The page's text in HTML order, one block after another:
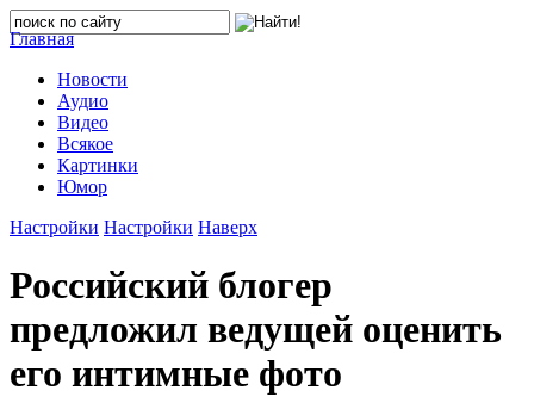
Главная
Новости
Аудио
Видео
Всякое
Картинки
Юмор
Настройки Настройки Наверх
Российский блогер
предложил ведущей оценить
его интимные фото